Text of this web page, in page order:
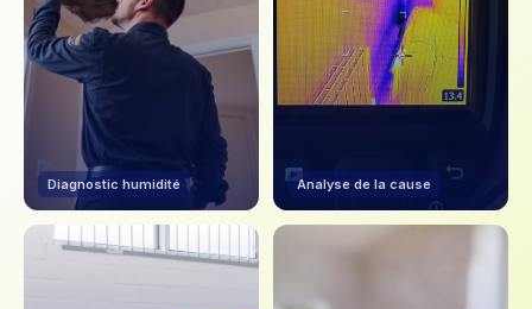
Diagnostic humidité Analyse de la cause